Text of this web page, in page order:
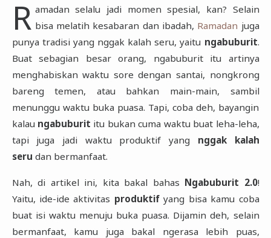
R amadan selalu jadi momen spesial, kan? Selain
bisa melatih kesabaran dan ibadah, Ramadan juga
punya tradisi yang nggak kalah seru, yaitu ngabuburit.
Buat sebagian besar orang, ngabuburit itu artinya
menghabiskan waktu sore dengan santai, nongkrong
bareng temen, atau bahkan main-main, sambil
menunggu waktu buka puasa. Tapi, coba deh, bayangin
kalau ngabuburit itu bukan cuma waktu buat leha-leha,
tapi juga jadi waktu produktif yang nggak kalah
seru dan bermanfaat.
Nah, di artikel ini, kita bakal bahas Ngabuburit 2.0!
Yaitu, ide-ide aktivitas produktifyang bisa kamu coba
buat isi waktu menuju buka puasa. Dijamin deh, selain
bermanfaat, kamu juga bakal ngerasa lebih puas,